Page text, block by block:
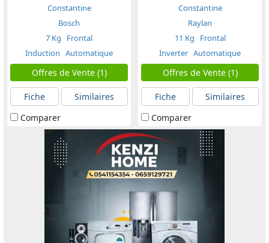
Constantine
Bosch
7 Kg
Frontal
Induction Automatique
Offres de Vente (1)
Fiche
Similaires
Comparer
Constantine
Raylan
11 Kg
Frontal
Inverter Automatique
Offres de Vente (1)
Fiche
Similaires
Comparer